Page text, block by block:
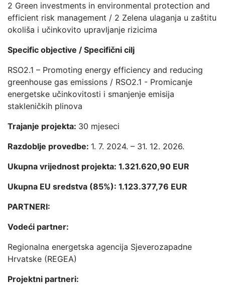
2 Green investments in environmental protection and
efficient risk management / 2 Zelena ulaganja u zaštitu
okoliša i učinkovito upravljanje rizicima
Specific objective / Specifični cilj
RSO2.1 – Promoting energy efficiency and reducing
greenhouse gas emissions / RSO2.1 - Promicanje
energetske učinkovitosti i smanjenje emisija
stakleničkih plinova
Trajanje projekta: 30 mjeseci
Razdoblje provedbe: 1. 7. 2024. – 31. 12. 2026.
Ukupna vrijednost projekta: 1.321.620,90 EUR
Ukupna EU sredstva (85%): 1.123.377,76 EUR
PARTNERI:
Vodeći partner:
Regionalna energetska agencija Sjeverozapadne
Hrvatske (REGEA)
Projektni partneri: